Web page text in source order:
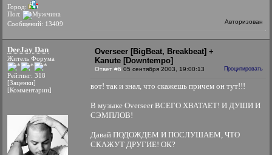
Город:
Пол:
Сообщений: 13409
Авторизован
DeeJay Dan
Житель Форума
Рейтинг: 318
[Заценки]
[Комментарии]
Overseer [BigBeat, Breakbeat] +
Kanute [Downtempo]
Ответ #6 05 сентября 2003, 19:00:13 Процитировать
вот! так и знал, что скажешь причем он тут!!!
В музыке Overseer ВСЕГО ХВАТАЕТ! И ДУШИ И
СЭМПЛОВ!
Давай ПОДОЖДЕМ И ПОСЛУШАЕМ, ЧТО
СКАЖУТ ДРУГИЕ! ОК?